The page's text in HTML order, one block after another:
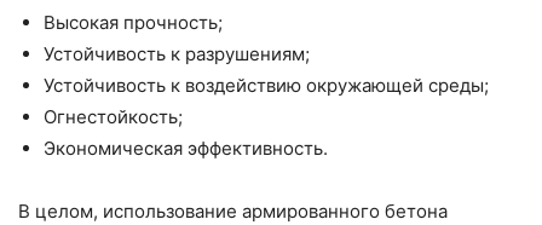
Высокая прочность;
Устойчивость к разрушениям;
Устойчивость к воздействию окружающей среды;
Огнестойкость;
Экономическая эффективность.
В целом, использование армированного бетона